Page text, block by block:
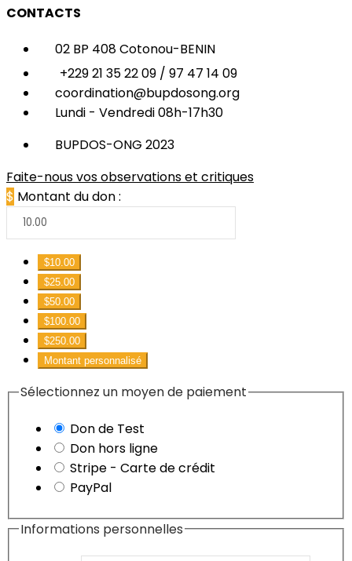
CONTACTS
02 BP 408 Cotonou-BENIN
+229 21 35 22 09 / 97 47 14 09
coordination@bupdosong.org
Lundi - Vendredi 08h-17h30
BUPDOS-ONG 2023
Faite-nous vos observations et critiques
$ Montant du don :
$10.00
$25.00
$50.00
$100.00
$250.00
Montant personnalisé
Sélectionnez un moyen de paiement
Don de Test
Don hors ligne
Stripe - Carte de crédit
PayPal
Informations personnelles